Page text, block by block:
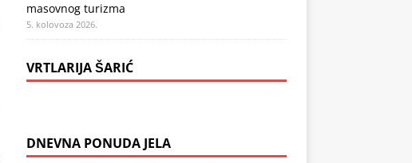
masovnog turizma
5. kolovoza 2026.
VRTLARIJA ŠARIĆ
DNEVNA PONUDA JELA